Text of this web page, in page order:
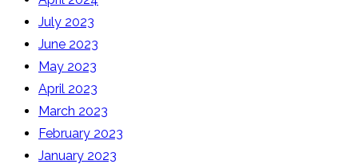
July 2023
June 2023
May 2023
April 2023
March 2023
February 2023
January 2023